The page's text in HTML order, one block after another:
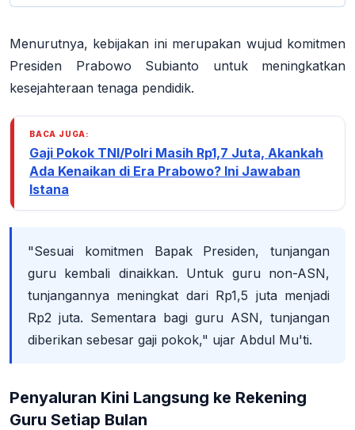
Menurutnya, kebijakan ini merupakan wujud komitmen
Presiden Prabowo Subianto untuk meningkatkan
kesejahteraan tenaga pendidik.
BACA JUGA:
Gaji Pokok TNI/Polri Masih Rp1,7 Juta, Akankah
Ada Kenaikan di Era Prabowo? Ini Jawaban
Istana
"Sesuai komitmen Bapak Presiden, tunjangan
guru kembali dinaikkan. Untuk guru non-ASN,
tunjangannya meningkat dari Rp1,5 juta menjadi
Rp2 juta. Sementara bagi guru ASN, tunjangan
diberikan sebesar gaji pokok," ujar Abdul Mu'ti.
Penyaluran Kini Langsung ke Rekening
Guru Setiap Bulan